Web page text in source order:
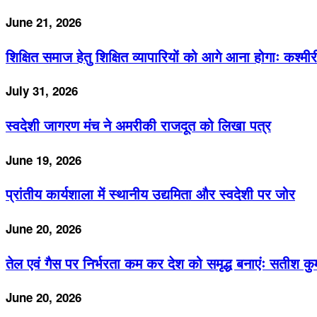
June 21, 2026
शिक्षित समाज हेतु शिक्षित व्यापारियों को आगे आना होगाः
July 31, 2026
स्वदेशी जागरण मंच ने अमरीकी राजदूत को लिखा पत्र
June 19, 2026
प्रांतीय कार्यशाला में स्थानीय उद्यमिता और स्वदेशी पर जोर
June 20, 2026
तेल एवं गैस पर निर्भरता कम कर देश को समृद्ध बनाएंः सतीश
June 20, 2026